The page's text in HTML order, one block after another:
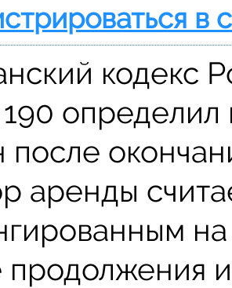
в
кодекс
190
после
аренды
продолжения